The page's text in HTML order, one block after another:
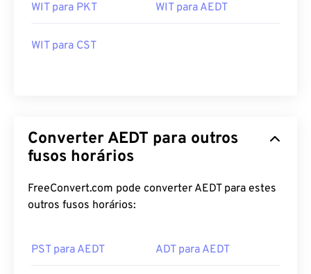
WIT para PKT WIT para AEDT
WIT para CST
Converter AEDT para outros
fusos horários
FreeConvert.com pode converter AEDT para estes
outros fusos horários:
PST para AEDT ADT para AEDT